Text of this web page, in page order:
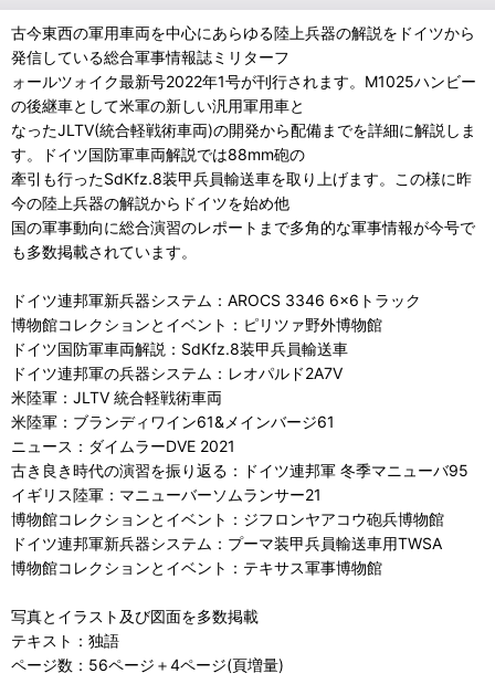
古今東西の軍用車両を中心にあらゆる陸上兵器の解説をドイツから
発信している総合軍事情報誌ミリターフ
ォールツォイク最新号2022年1号が刊行されます。M1025ハンビー
の後継車として米軍の新しい汎用軍用車と
なったJLTV(統合軽戦術車両)の開発から配備までを詳細に解説しま
す。ドイツ国防軍車両解説では88mm砲の
牽引も行ったSdKfz.8装甲兵員輸送車を取り上げます。この様に昨
今の陸上兵器の解説からドイツを始め他
国の軍事動向に総合演習のレポートまで多角的な軍事情報が今号で
も多数掲載されています。
ドイツ連邦軍新兵器システム：AROCS 3346 6x6トラック
博物館コレクションとイベント：ピリツァ野外博物館
ドイツ国防軍車両解説：SdKfz.8装甲兵員輸送車
ドイツ連邦軍の兵器システム：レオパルド2A7V
米陸軍：JLTV 統合軽戦術車両
米陸軍：ブランディワイン61&メインバージ61
ニュース：ダイムラーDVE 2021
古き良き時代の演習を振り返る：ドイツ連邦軍 冬季マニューバ95
イギリス陸軍：マニューバーソムランサー21
博物館コレクションとイベント：ジフロンヤアコウ砲兵博物館
ドイツ連邦軍新兵器システム：プーマ装甲兵員輸送車用TWSA
博物館コレクションとイベント：テキサス軍事博物館
写真とイラスト及び図面を多数掲載
テキスト：独語
ページ数：56ページ＋4ページ(頁増量)